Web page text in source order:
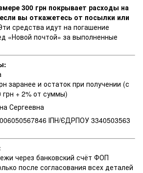
300 грн покрывает расходы на
вы откажетесь от посылки или
средства идут на погашение
«Новой почтой» за выполненные
заранее и остаток при получении (с
+ 2% от суммы)
Сергеевна
ІПН/ЄДРПОУ 3340503563
через банковский счёт ФОП
после согласования всех деталей